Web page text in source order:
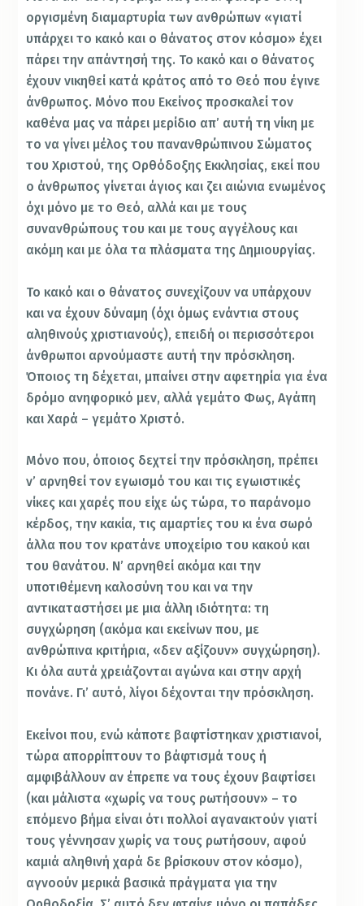
οργισμένη διαμαρτυρία των ανθρώπων «γιατί
υπάρχει το κακό και ο θάνατος στον κόσμο» έχει
πάρει την απάντησή της. Το κακό και ο θάνατος
έχουν νικηθεί κατά κράτος από το Θεό που έγινε
άνθρωπος. Μόνο που Εκείνος προσκαλεί τον
καθένα μας να πάρει μερίδιο απ’ αυτή τη νίκη με
το να γίνει μέλος του πανανθρώπινου Σώματος
του Χριστού, της Ορθόδοξης Εκκλησίας, εκεί που
ο άνθρωπος γίνεται άγιος και ζει αιώνια ενωμένος
όχι μόνο με το Θεό, αλλά και με τους
συνανθρώπους του και με τους αγγέλους και
ακόμη και με όλα τα πλάσματα της Δημιουργίας.
Το κακό και ο θάνατος συνεχίζουν να υπάρχουν
και να έχουν δύναμη (όχι όμως ενάντια στους
αληθινούς χριστιανούς), επειδή οι περισσότεροι
άνθρωποι αρνούμαστε αυτή την πρόσκληση.
Όποιος τη δέχεται, μπαίνει στην αφετηρία για ένα
δρόμο ανηφορικό μεν, αλλά γεμάτο Φως, Αγάπη
και Χαρά – γεμάτο Χριστό.
Μόνο που, όποιος δεχτεί την πρόσκληση, πρέπει
ν’ αρνηθεί τον εγωισμό του και τις εγωιστικές
νίκες και χαρές που είχε ώς τώρα, το παράνομο
κέρδος, την κακία, τις αμαρτίες του κι ένα σωρό
άλλα που τον κρατάνε υποχείριο του κακού και
του θανάτου. Ν’ αρνηθεί ακόμα και την
υποτιθέμενη καλοσύνη του και να την
αντικαταστήσει με μια άλλη ιδιότητα: τη
συγχώρηση (ακόμα και εκείνων που, με
ανθρώπινα κριτήρια, «δεν αξίζουν» συγχώρηση).
Κι όλα αυτά χρειάζονται αγώνα και στην αρχή
πονάνε. Γι’ αυτό, λίγοι δέχονται την πρόσκληση.
Εκείνοι που, ενώ κάποτε βαφτίστηκαν χριστιανοί,
τώρα απορρίπτουν το βάφτισμά τους ή
αμφιβάλλουν αν έπρεπε να τους έχουν βαφτίσει
(και μάλιστα «χωρίς να τους ρωτήσουν» – το
επόμενο βήμα είναι ότι πολλοί αγανακτούν γιατί
τους γέννησαν χωρίς να τους ρωτήσουν, αφού
καμιά αληθινή χαρά δε βρίσκουν στον κόσμο),
αγνοούν μερικά βασικά πράγματα για την